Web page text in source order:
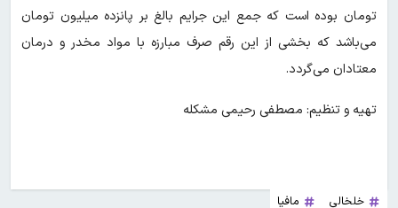
تومان بوده است که جمع این جرایم بالغ بر پانزده میلیون تومان
می‌باشد که بخشی از این رقم صرف مبارزه با مواد مخدر و درمان
معتادان می‌گردد.
تهیه و تنظیم: مصطفی رحیمی مشکله
خلخالی مافیا